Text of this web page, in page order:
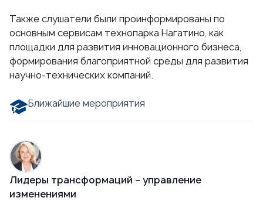
Также слушатели были проинформированы по
основным сервисам технопарка Нагатино, как
площадки для развития инновационного бизнеса,
формирования благоприятной среды для развития
научно-технических компаний.
Ближайшие мероприятия
Лидеры трансформаций – управление
изменениями